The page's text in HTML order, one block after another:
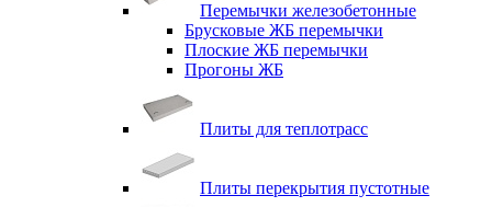
Перемычки железобетонные
Брусковые ЖБ перемычки
Плоские ЖБ перемычки
Прогоны ЖБ
Плиты для теплотрасс
Плиты перекрытия пустотные